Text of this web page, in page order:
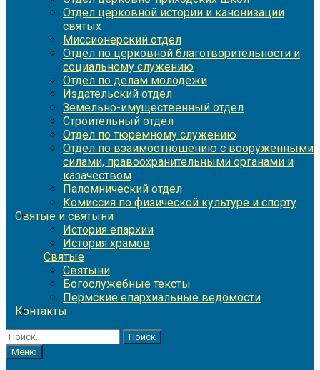
Отдел церковной истории и канонизации
святых
Миссионерский отдел
Отдел по церковной благотворительности и
социальному служению
Отдел по делам молодежи
Издательский отдел
Земельно-имущественный отдел
Строительный отдел
Отдел по тюремному служению
Отдел по взаимоотношению с вооруженными
силами, правоохранительными органами и
казачеством
Паломнический отдел
Комиссия по физической культуре и спорту
Святые и святыни
История епархии
История храмов
Святые
Святыни
Богослужебные тексты
Пермские епархиальные ведомости
Контакты
Найти:
Меню